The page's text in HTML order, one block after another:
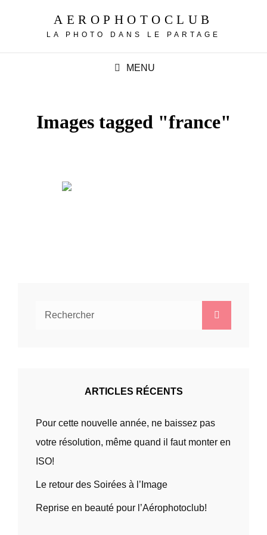
AEROPHOTOCLUB
LA PHOTO DANS LE PARTAGE
MENU
Images tagged "france"
ARTICLES RÉCENTS
Pour cette nouvelle année, ne baissez pas
votre résolution, même quand il faut monter en
ISO!
Le retour des Soirées à l’Image
Reprise en beauté pour l’Aérophotoclub!